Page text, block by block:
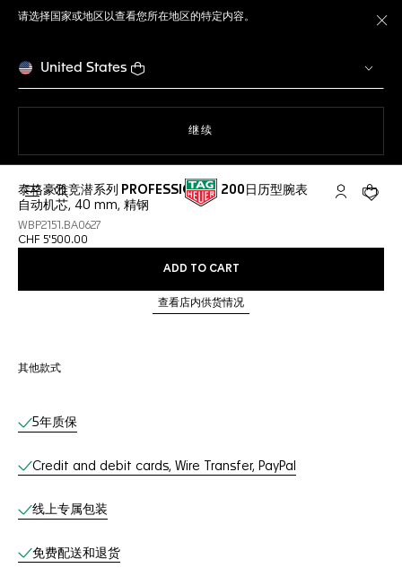
请选择国家或地区以查看您所在地区的特定内容。
United States
继续
打开搜索 My TAG您的
泰格豪雅竞潜系列 PROFESSIONAL 200日历型腕表
自动机芯, 40 mm, 精钢
WBP2151.BA0627
CHF 5'500.00
ADD TO CART
查看店内供货情况
其他款式
线上服务
5年质保
Credit and debit cards, Wire Transfer, PayPal
线上专属包装
免费配送和退货